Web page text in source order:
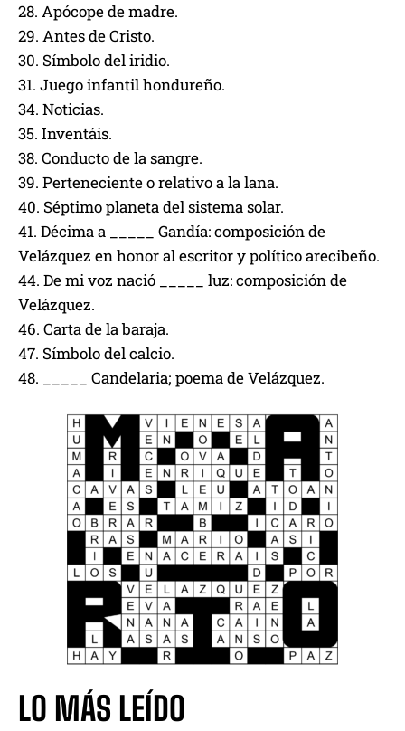
28. Apócope de madre.
29. Antes de Cristo.
30. Símbolo del iridio.
31. Juego infantil hondureño.
34. Noticias.
35. Inventáis.
38. Conducto de la sangre.
39. Perteneciente o relativo a la lana.
40. Séptimo planeta del sistema solar.
41. Décima a _____ Gandía: composición de
Velázquez en honor al escritor y político arecibeño.
44. De mi voz nació _____ luz: composición de
Velázquez.
46. Carta de la baraja.
47. Símbolo del calcio.
48. _____ Candelaria; poema de Velázquez.
LO MÁS LEÍDO